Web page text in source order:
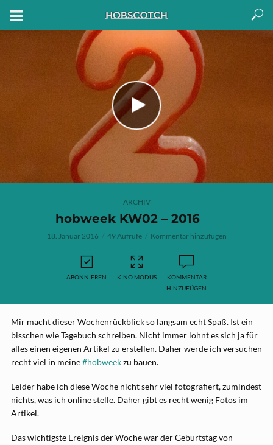
ARCHIV
hobweek KW02 – 2016
18. Januar 2016 49 Aufrufe Kommentar hinzufügen
ABONNIEREN KINO MODUS
KOMMENTAR
HINZUFÜGEN
Mir macht dieser Wochenrückblick so langsam echt Spaß. Ist ein
bisschen wie Tagebuch schreiben. Nicht immer lohnt es sich ja für
alles einen eigenen Artikel zu erstellen. Daher werde ich versuchen
recht viel in meine#hobweekzu bauen.
Leider habe ich diese Woche nicht sehr viel fotografiert, zumindest
nichts, was ich online stelle. Daher gibt es recht wenig Fotos im
Artikel.
Das wichtigste Ereignis der Woche war der Geburtstag von